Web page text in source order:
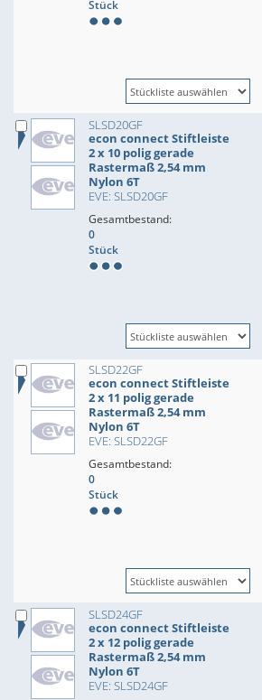
Stück
SLSD20GF
econ connect Stiftleiste
2 x 10 polig gerade
Rastermaß 2,54 mm
Nylon 6T
EVE: SLSD20GF
Gesamtbestand:
0
Stück
SLSD22GF
econ connect Stiftleiste
2 x 11 polig gerade
Rastermaß 2,54 mm
Nylon 6T
EVE: SLSD22GF
Gesamtbestand:
0
Stück
SLSD24GF
econ connect Stiftleiste
2 x 12 polig gerade
Rastermaß 2,54 mm
Nylon 6T
EVE: SLSD24GF